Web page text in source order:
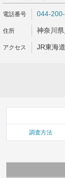
044-
神奈川
JR東海
調査方法